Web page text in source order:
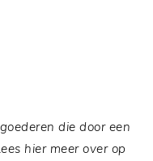
die door een
hier meer over op